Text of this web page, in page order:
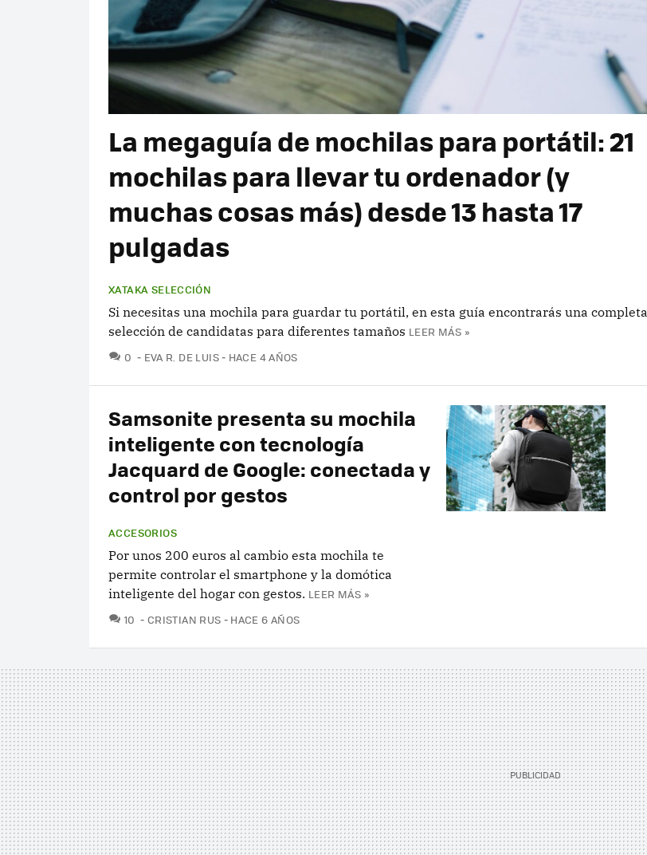
La megaguía de mochilas para portátil: 21
mochilas para llevar tu ordenador (y
muchas cosas más) desde 13 hasta 17
pulgadas
XATAKA SELECCIÓN
Si necesitas una mochila para guardar tu portátil, en esta guía encontrarás una completa
selección de candidatas para diferentes tamaños LEER MÁS »
0 COMENTARIOS
EVA R. DE LUIS HACE 4 AÑOS
Samsonite presenta su mochila
inteligente con tecnología
Jacquard de Google: conectada y
control por gestos
ACCESORIOS
Por unos 200 euros al cambio esta mochila te
permite controlar el smartphone y la domótica
inteligente del hogar con gestos. LEER MÁS »
10 COMENTARIOS
CRISTIAN RUS HACE 6 AÑOS